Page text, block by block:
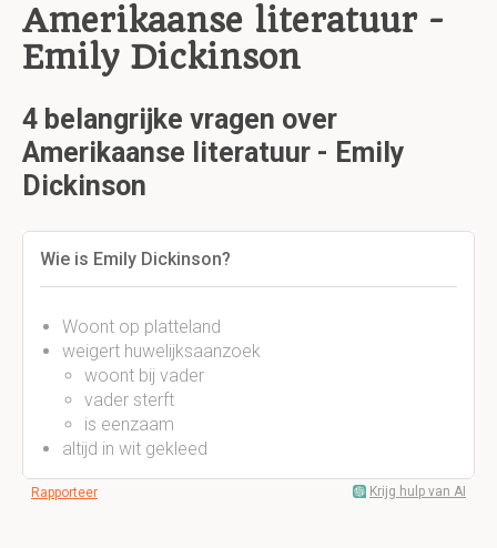
Amerikaanse literatuur -
Emily Dickinson
4 belangrijke vragen over
Amerikaanse literatuur - Emily
Dickinson
Wie is Emily Dickinson?
Woont op platteland
weigert huwelijksaanzoek
woont bij vader
vader sterft
is eenzaam
altijd in wit gekleed
Rapporteer Krijg hulp van AI